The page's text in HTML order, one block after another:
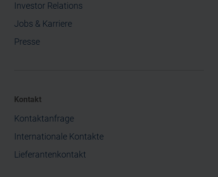
Investor Relations
Jobs & Karriere
Presse
Kontakt
Kontaktanfrage
Internationale Kontakte
Lieferantenkontakt